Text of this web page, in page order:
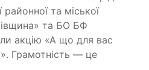
та міської
та БО БФ
акцію «А що для вас
Грамотність — це